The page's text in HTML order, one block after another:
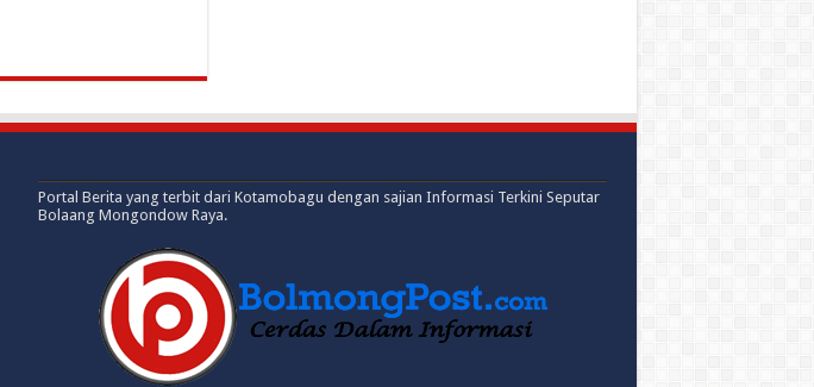
Portal Berita yang terbit dari Kotamobagu dengan sajian Informasi Terkini Seputar
Bolaang Mongondow Raya.